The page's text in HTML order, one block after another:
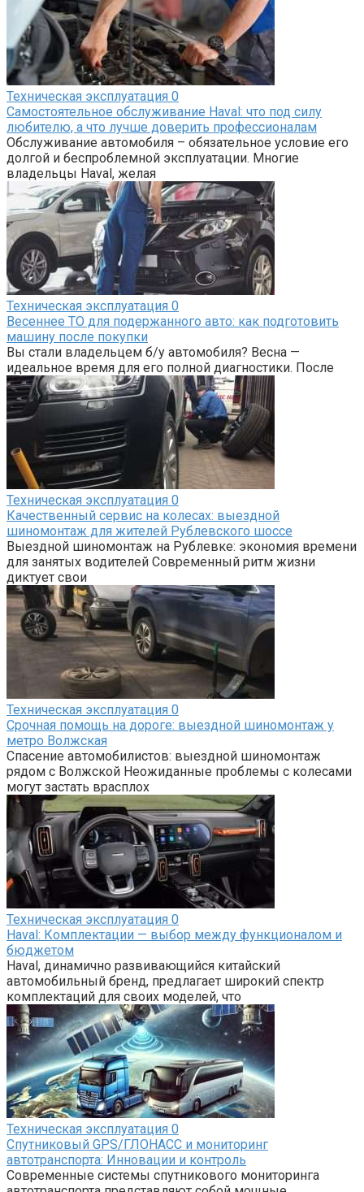
Техническая эксплуатация 0
Самостоятельное обслуживание Haval: что под силу
любителю, а что лучше доверить профессионалам
Обслуживание автомобиля – обязательное условие его
долгой и беспроблемной эксплуатации. Многие
владельцы Haval, желая
Техническая эксплуатация 0
Весеннее ТО для подержанного авто: как подготовить
машину после покупки
Вы стали владельцем б/у автомобиля? Весна —
идеальное время для его полной диагностики. После
Техническая эксплуатация 0
Качественный сервис на колесах: выездной
шиномонтаж для жителей Рублевского шоссе
Выездной шиномонтаж на Рублевке: экономия времени
для занятых водителей Современный ритм жизни
диктует свои
Техническая эксплуатация 0
Срочная помощь на дороге: выездной шиномонтаж у
метро Волжская
Спасение автомобилистов: выездной шиномонтаж
рядом с Волжской Неожиданные проблемы с колесами
могут застать врасплох
Техническая эксплуатация 0
Haval: Комплектации — выбор между функционалом и
бюджетом
Haval, динамично развивающийся китайский
автомобильный бренд, предлагает широкий спектр
комплектаций для своих моделей, что
Техническая эксплуатация 0
Спутниковый GPS/ГЛОНАСС и мониторинг
автотранспорта: Инновации и контроль
Современные системы спутникового мониторинга